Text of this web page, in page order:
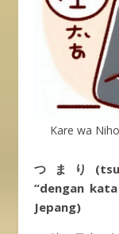
Kare wa
つまり
“dengan
Jepang)